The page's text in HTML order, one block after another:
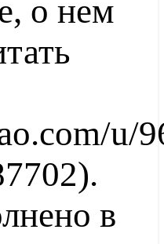
о нем
u/
в